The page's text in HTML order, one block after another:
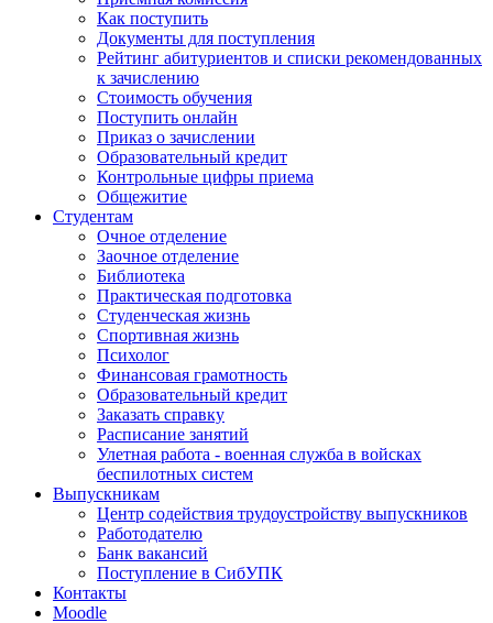
Как поступить
Документы для поступления
Рейтинг абитуриентов и списки рекомендованных
к зачислению
Стоимость обучения
Поступить онлайн
Приказ о зачислении
Образовательный кредит
Контрольные цифры приема
Общежитие
Студентам
Очное отделение
Заочное отделение
Библиотека
Практическая подготовка
Студенческая жизнь
Спортивная жизнь
Психолог
Финансовая грамотность
Образовательный кредит
Заказать справку
Расписание занятий
Улетная работа - военная служба в войсках
беспилотных систем
Выпускникам
Центр содействия трудоустройству выпускников
Работодателю
Банк вакансий
Поступление в СибУПК
Контакты
Moodle